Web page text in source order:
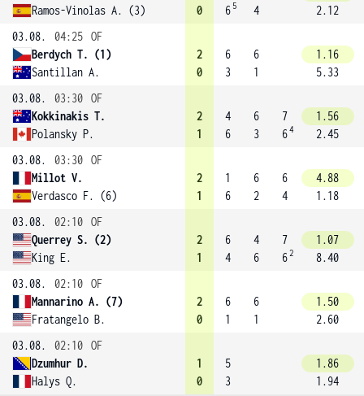
Ramos-Vinolas A. (3)
0
6 5
4
2.12
03.08.
04:25 OF
Berdych T. (1)
Santillan A.
2
0
6
3
6
1
1.16
5.33
03.08.
03:30 OF
Kokkinakis T.
Polansky P.
2
1
4
6
6
3
7
64
1.56
2.45
03.08.
03:30 OF
Millot V.
Verdasco F. (6)
2
1
1
6
6
2
6
4
4.88
1.18
03.08.
02:10 OF
Querrey S. (2)
King E.
2
1
6
4
4
6
7
62
1.07
8.40
03.08.
02:10 OF
Mannarino A. (7)
Fratangelo B.
2
0
6
1
6
1
1.50
2.60
03.08.
02:10 OF
Dzumhur D.
Halys Q.
1
0
5
3
1.86
1.94